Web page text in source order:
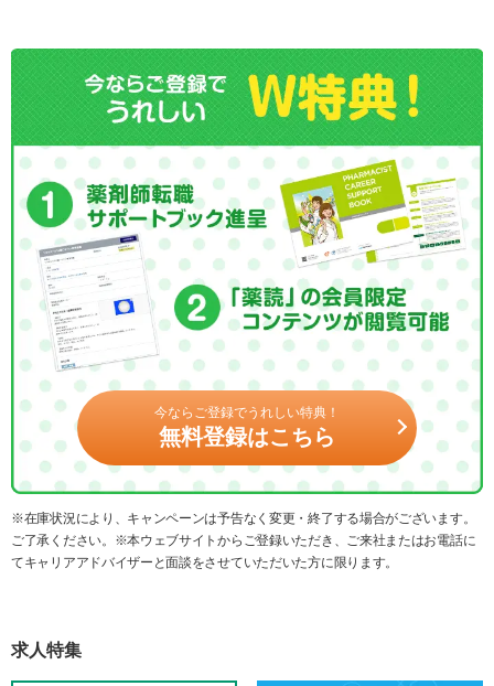
今ならご登録でうれしい特典！
無料登録はこちら
※在庫状況により、キャンペーンは予告なく変更・終了する場合がございます。
ご了承ください。※本ウェブサイトからご登録いただき、ご来社またはお電話に
てキャリアアドバイザーと面談をさせていただいた方に限ります。
求人特集